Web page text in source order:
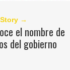
→
el nombre de
del gobierno